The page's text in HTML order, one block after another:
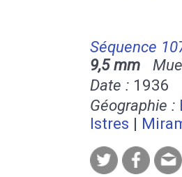
Séquence
9,5 mm
Date : 1936
Géographie :
Istres |